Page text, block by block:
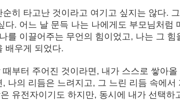
히 타고난 것이라고 여기고 싶지는 않다.
다. 어느 날 문득 나는 나에게도 부모님처럼
를 이끌어주는 무언의 힘이었고, 나는 그
배우게 되었다.
부터 주어진 것이라면, 내가 스스로 쌓아
나의 리듬은 느려지고, 그 느린 리듬 속에서
유전자이기도 하지만, 동시에 내가 선택하